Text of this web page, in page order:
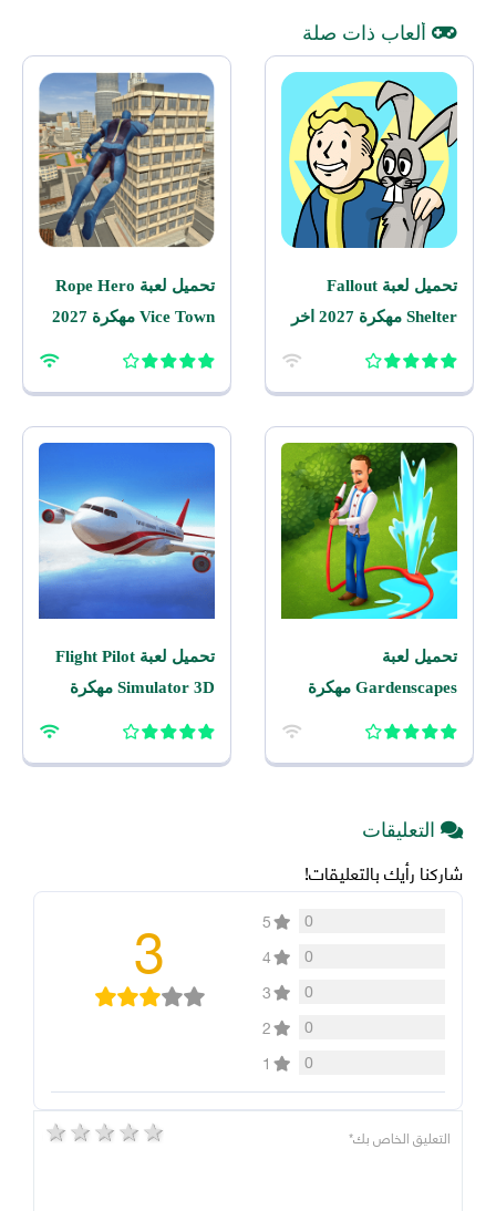
ألعاب ذات صلة
تحميل لعبة Fallout
Shelter مهكرة 2027 اخر
تحميل لعبة Rope Hero
Vice Town مهكرة 2027
تحميل لعبة
Gardenscapes مهكرة
تحميل لعبة Flight Pilot
Simulator 3D مهكرة
التعليقات
شاركنا رأيك بالتعليقات!
0
5
0
4
0
3
0
2
0
1
3
5 stars 4 stars 3 stars 2 stars 1 star